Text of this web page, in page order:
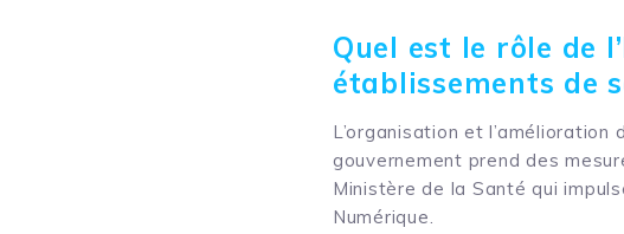
Quel est le rôle de
établissements de
L’organisation et
gouvernement prend des
Ministère de la Santé qui
Numérique.